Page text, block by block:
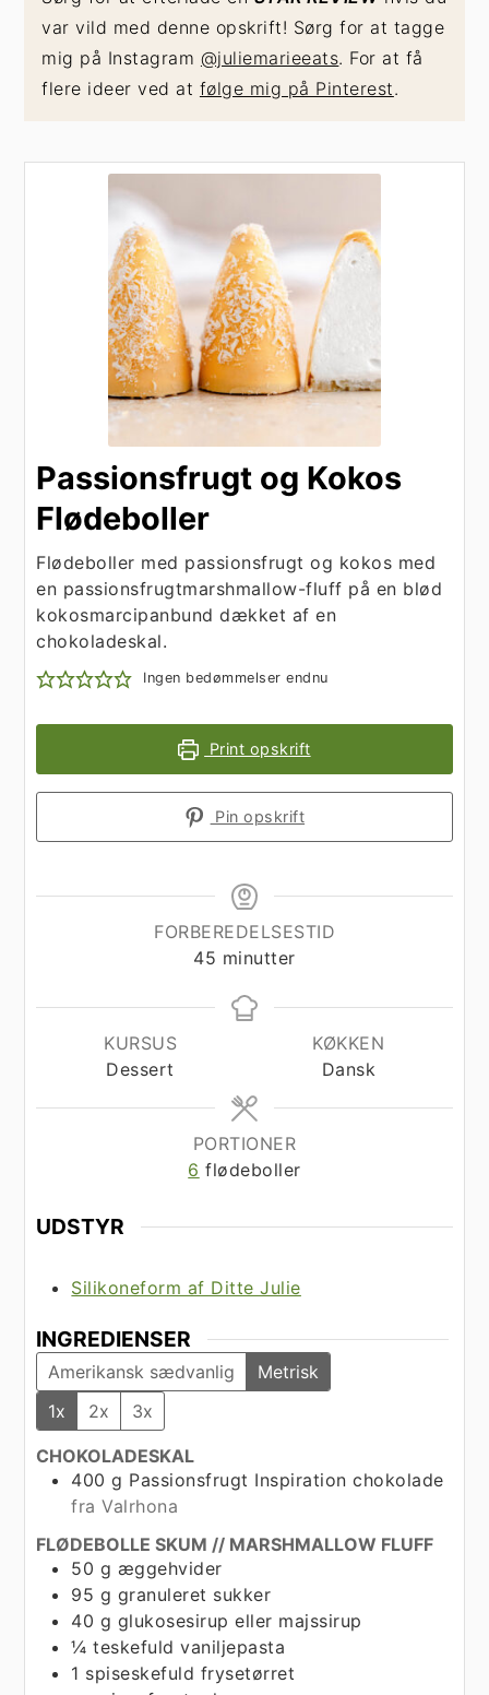
var vild med denne opskrift! Sørg for at tagge
mig på Instagram @juliemarieeats. For at få
flere ideer ved at følge mig på Pinterest.
Passionsfrugt og Kokos
Flødeboller
Flødeboller med passionsfrugt og kokos med
en passionsfrugtmarshmallow-fluff på en blød
kokosmarcipanbund dækket af en
chokoladeskal.
Ingen bedømmelser endnu
Print opskrift
Pin opskrift
FORBEREDELSESTID
45 minutter
minutter
KURSUS
Dessert
KØKKEN
Dansk
PORTIONER
6 flødeboller
UDSTYR
Silikoneform af Ditte Julie
INGREDIENSER
Amerikansk sædvanlig
Metrisk
1x
2x 3x
CHOKOLADESKAL
400 g Passionsfrugt Inspiration chokolade
fra Valrhona
FLØDEBOLLE SKUM // MARSHMALLOW FLUFF
50 g æggehvider
95 g granuleret sukker
40 g glukosesirup eller majssirup
¼ teskefuld vaniljepasta
1 spiseskefuld frysetørret